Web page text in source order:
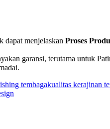
dapat menjelaskan Proses
garansi, terutama untuk
tembagakualitas kerajinan